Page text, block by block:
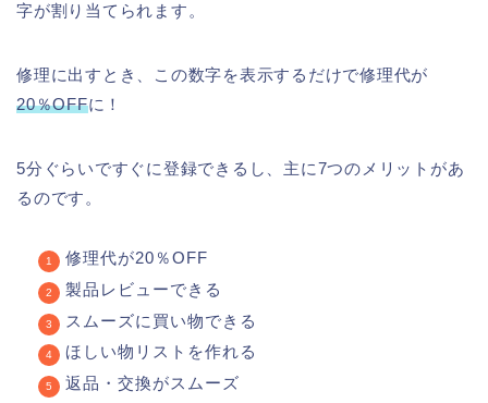
字が割り当てられます。
修理に出すとき、この数字を表示するだけで修理代が
20％OFFに！
5分ぐらいですぐに登録できるし、主に7つのメリットがあ
るのです。
修理代が20％OFF
製品レビューできる
スムーズに買い物できる
ほしい物リストを作れる
返品・交換がスムーズ